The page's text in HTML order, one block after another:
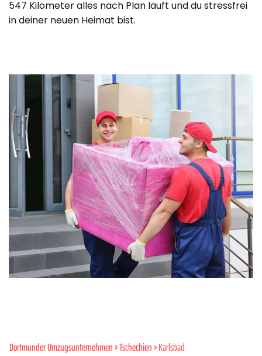
547 Kilometer alles nach Plan läuft und du stressfrei
in deiner neuen Heimat bist.
Dortmunder Umzugsunternehmen»Tschechien» Karlsbad